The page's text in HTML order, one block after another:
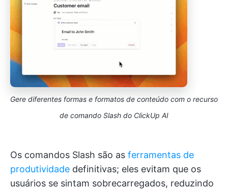
Gere diferentes formas e formatos de conteúdo com o recurso
de comando Slash do ClickUp AI
Os comandos Slash são as ferramentas de
produtividade definitivas; eles evitam que os
usuários se sintam sobrecarregados, reduzindo